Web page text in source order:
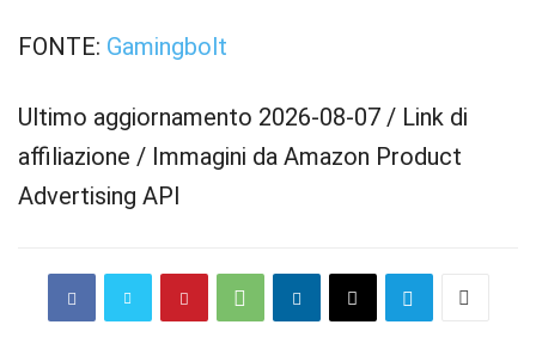
FONTE: Gamingbolt
Ultimo aggiornamento 2026-08-07 / Link di
affiliazione / Immagini da Amazon Product
Advertising API